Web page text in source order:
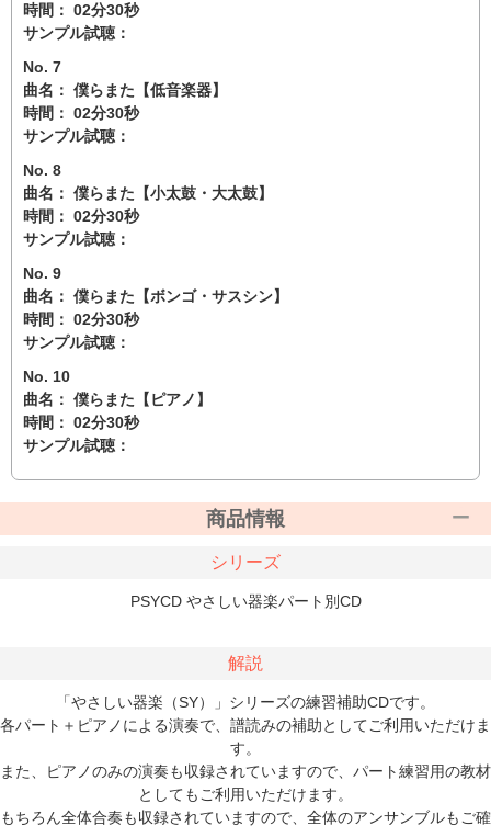
時間： 02分30秒
サンプル試聴：
No. 7
曲名： 僕らまた【低音楽器】
時間： 02分30秒
サンプル試聴：
No. 8
曲名： 僕らまた【小太鼓・大太鼓】
時間： 02分30秒
サンプル試聴：
No. 9
曲名： 僕らまた【ボンゴ・サスシン】
時間： 02分30秒
サンプル試聴：
No. 10
曲名： 僕らまた【ピアノ】
時間： 02分30秒
サンプル試聴：
商品情報
シリーズ
PSYCD やさしい器楽パート別CD
解説
「やさしい器楽（SY）」シリーズの練習補助CDです。
各パート＋ピアノによる演奏で、譜読みの補助としてご利用いただけま
す。
また、ピアノのみの演奏も収録されていますので、パート練習用の教材
としてもご利用いただけます。
もちろん全体合奏も収録されていますので、全体のアンサンブルもご確